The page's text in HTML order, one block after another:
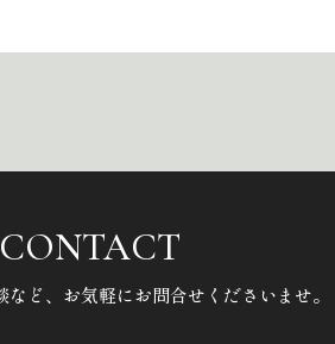
CONTACT
ど、 お気軽にお問合せくださいませ。